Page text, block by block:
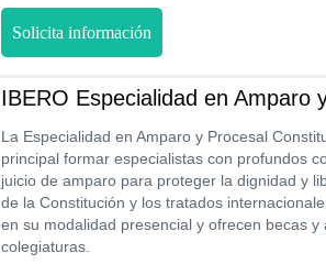
Solicita información
IBERO Especialidad en Amparo
La Especialidad en Amparo y Procesal
principal formar especialistas con profundos
juicio de amparo para proteger la dignidad y
de la Constitución y los tratados
en su modalidad presencial y ofrecen becas
colegiaturas.